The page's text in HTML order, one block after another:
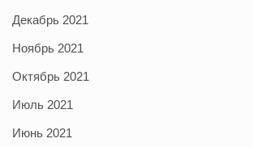
Декабрь 2021
Ноябрь 2021
Октябрь 2021
Июль 2021
Июнь 2021